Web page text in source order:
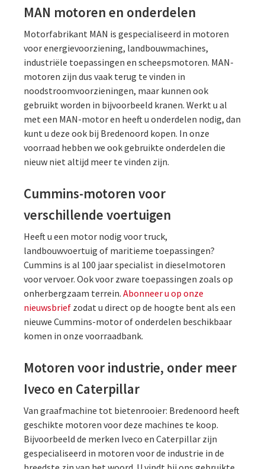
MAN motoren en onderdelen
Motorfabrikant MAN is gespecialiseerd in motoren
voor energievoorziening, landbouwmachines,
industriële toepassingen en scheepsmotoren. MAN-
motoren zijn dus vaak terug te vinden in
noodstroomvoorzieningen, maar kunnen ook
gebruikt worden in bijvoorbeeld kranen. Werkt u al
met een MAN-motor en heeft u onderdelen nodig, dan
kunt u deze ook bij Bredenoord kopen. In onze
voorraad hebben we ook gebruikte onderdelen die
nieuw niet altijd meer te vinden zijn.
Cummins-motoren voor
verschillende voertuigen
Heeft u een motor nodig voor truck,
landbouwvoertuig of maritieme toepassingen?
Cummins is al 100 jaar specialist in dieselmotoren
voor vervoer. Ook voor zware toepassingen zoals op
onherbergzaam terrein. Abonneer u op onze
nieuwsbrief zodat u direct op de hoogte bent als een
nieuwe Cummins-motor of onderdelen beschikbaar
komen in onze voorraadbank.
Motoren voor industrie, onder meer
Iveco en Caterpillar
Van graafmachine tot bietenrooier: Bredenoord heeft
geschikte motoren voor deze machines te koop.
Bijvoorbeeld de merken Iveco en Caterpillar zijn
gespecialiseerd in motoren voor de industrie in de